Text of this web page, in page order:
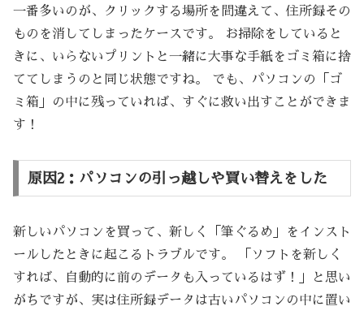
一番多いのが、クリックする場所を間違えて、住所録その
ものを消してしまったケースです。 お掃除をしていると
きに、いらないプリントと一緒に大事な手紙をゴミ箱に捨
ててしまうのと同じ状態ですね。 でも、パソコンの「ゴ
ミ箱」の中に残っていれば、すぐに救い出すことができま
す！
原因2：パソコンの引っ越しや買い替えをした
新しいパソコンを買って、新しく「筆ぐるめ」をインスト
ールしたときに起こるトラブルです。 「ソフトを新しく
すれば、自動的に前のデータも入っているはず！」と思い
がちですが、実は住所録データは古いパソコンの中に置い